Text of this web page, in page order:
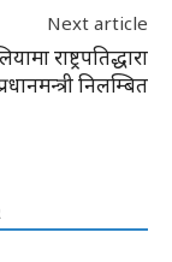
Next article
राष्ट्रपतिद्धारा
निलम्बित